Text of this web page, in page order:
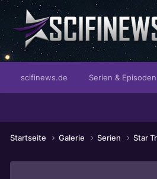
scifinews.de Serien & Episoden
Startseite Galerie Serien Star